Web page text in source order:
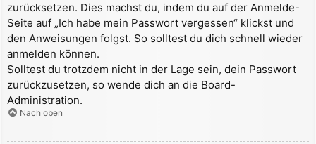
zurücksetzen. Dies machst du, indem du auf der Anmelde-
Seite auf „Ich habe mein Passwort vergessen“ klickst und
den Anweisungen folgst. So solltest du dich schnell wieder
anmelden können.
Solltest du trotzdem nicht in der Lage sein, dein Passwort
zurückzusetzen, so wende dich an die Board-
Administration.
Nach oben